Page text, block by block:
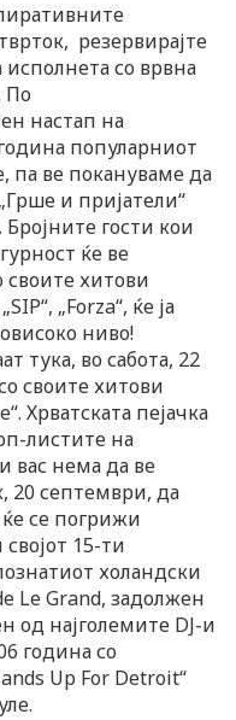
резервирајте
исполнета со врвна
По
настап на
популарниот
па ве покануваме да
и пријатели“
гости кои
ќе ве
своите хитови
„Forza“, ќе ја
ниво!
тука, во сабота, 22
своите хитови
Хрватската пејачка
листите на
вас нема да ве
20 септември, да
се погрижи
15-ти
холандски
Le Grand, задолжен
од најголемите DJ-и
година со
Up For Detroit“